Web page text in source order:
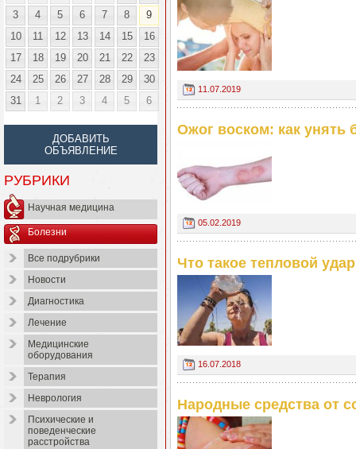
3
4 5 6 7 8
9
10
11 12 13 14 15
16
17
18 19 20 21 22
23
24
25 26 27 28 29
30
31
1 2 3 4 5 6
ДОБАВИТЬ
ОБЪЯВЛЕНИЕ
РУБРИКИ
Научная медицина
Болезни
Все подрубрики
Новости
Диагностика
Лечение
Медицинские
оборудования
Терапия
Неврология
Психические и
поведенческие
расстройства
11.07.2019
Ожог воском: как унять
05.02.2019
Что такое тепловой
16.07.2018
Народные средства от